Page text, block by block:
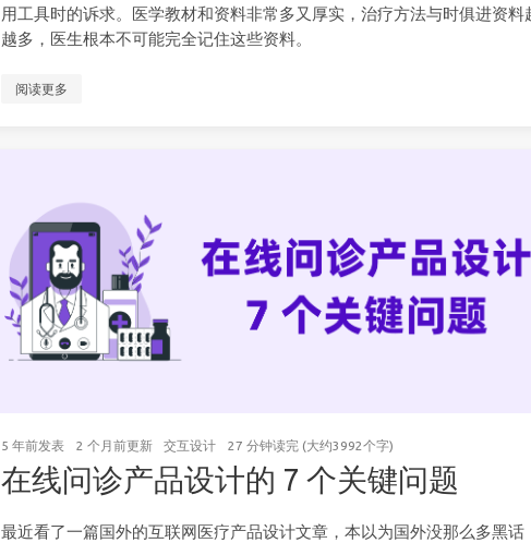
用工具时的诉求。医学教材和资料非常多又厚实，治疗方法与时俱进资料
越多，医生根本不可能完全记住这些资料。
阅读更多
5 年前发表 2 个月前更新 交互设计 27 分钟读完 (大约3992个字)
在线问诊产品设计的 7 个关键问题
最近看了一篇国外的互联网医疗产品设计文章，本以为国外没那么多黑话